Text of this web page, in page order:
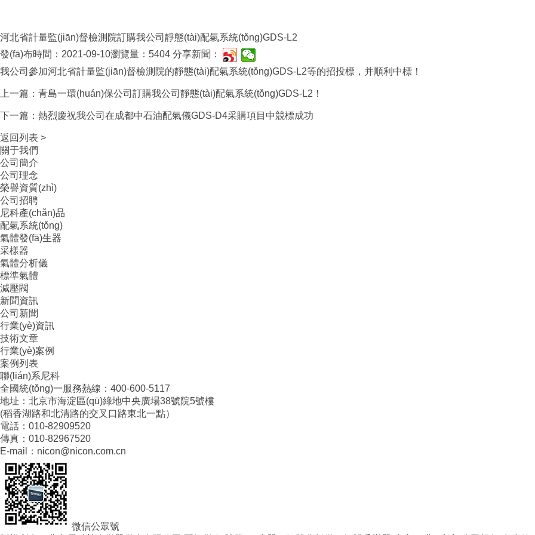
河北省計量監(jiān)督檢測院訂購我公司靜態(tài)配氣系統(tǒng)GDS-L2
發(fā)布時間：2021-09-10瀏覽量：5404 分享新聞：
我公司參加河北省計量監(jiān)督檢測院的靜態(tài)配氣系統(tǒng)GDS-L2等的招投標，并順利中標！
上一篇：青島一環(huán)保公司訂購我公司靜態(tài)配氣系統(tǒng)GDS-L2！
下一篇：熱烈慶祝我公司在成都中石油配氣儀GDS-D4采購項目中競標成功
返回列表 >
關于我們
公司簡介
公司理念
榮譽資質(zhì)
公司招聘
尼科產(chǎn)品
配氣系統(tǒng)
氣體發(fā)生器
采樣器
氣體分析儀
標準氣體
減壓閥
新聞資訊
公司新聞
行業(yè)資訊
技術文章
行業(yè)案例
案例列表
聯(lián)系尼科
全國統(tǒng)一服務熱線：400-600-5117
地址：北京市海淀區(qū)綠地中央廣場38號院5號樓
(稻香湖路和北清路的交叉口路東北一點）
電話：010-82909520
傳真：010-82967520
E-mail：nicon@nicon.com.cn
微信公眾號